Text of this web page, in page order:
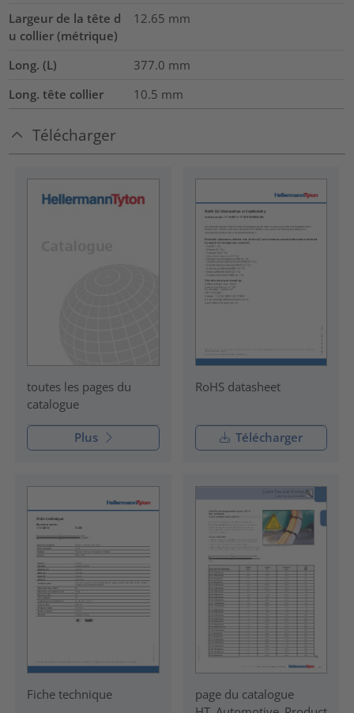
Largeur de la tête d
u collier (métrique)
12.65 mm
Long. (L) 377.0 mm
Long. tête collier
10.5 mm
Télécharger
toutes les pages du
catalogue
Plus
RoHS datasheet
Télécharger
Fiche technique
page du catalogue